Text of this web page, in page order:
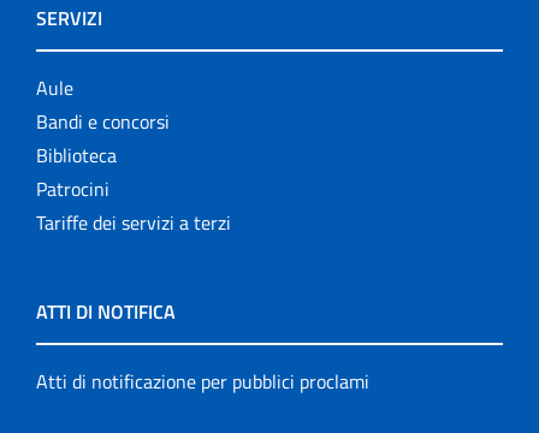
SERVIZI
Aule
Bandi e concorsi
Biblioteca
Patrocini
Tariffe dei servizi a terzi
ATTI DI NOTIFICA
Atti di notificazione per pubblici proclami